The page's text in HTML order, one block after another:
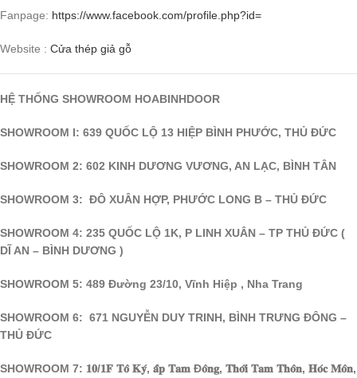
Fanpage: https://www.facebook.com/profile.php?id=
Website : Cửa thép giả gỗ
HỆ THỐNG SHOWROOM HOABINHDOOR
SHOWROOM I: 639 QUỐC LỘ 13 HIỆP BÌNH PHƯỚC, THỦ ĐỨC
SHOWROOM 2: 602 KINH DƯƠNG VƯƠNG, AN LẠC, BÌNH TÂN
SHOWROOM 3: ĐÔ XUÂN HỢP, PHƯỚC LONG B – THỦ ĐỨC
SHOWROOM 4: 235 QUỐC LỘ 1K, P LINH XUÂN – TP THỦ ĐỨC (
DĨ AN – BÌNH DƯƠNG )
SHOWROOM 5: 489 Đường 23/10, Vĩnh Hiệp , Nha Trang
SHOWROOM 6: 671 NGUYỄN DUY TRINH, BÌNH TRƯNG ĐÔNG –
THỦ ĐỨC
SHOWROOM 7: 𝟏𝟎/𝟏𝐅 𝐓𝐨̂ 𝐊𝐲́, 𝐚̂́𝐩 𝐓𝐚𝐦 Đ𝐨̂𝐧𝐠, 𝐓𝐡𝐨̛́𝐢 𝐓𝐚𝐦 𝐓𝐡𝐨̂𝐧, 𝐇𝐨́𝐜 𝐌𝐨̂𝐧,